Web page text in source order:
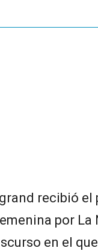
recibió el
por La
en el